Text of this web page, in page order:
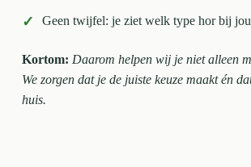
✓ Geen twijfel: je ziet welk type hor bij
Kortom: Daarom helpen wij je niet alleen
We zorgen dat je de juiste keuze maakt én
huis.